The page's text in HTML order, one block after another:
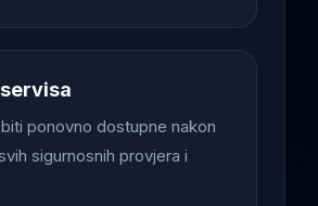
ponovno dostupne nakon
sigurnosnih provjera i